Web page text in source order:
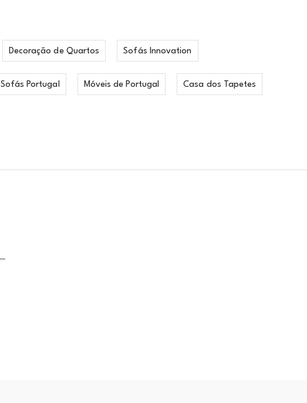
Decoração de Quartos Sofás Innovation
Sofás Portugal Móveis de Portugal Casa dos Tapetes